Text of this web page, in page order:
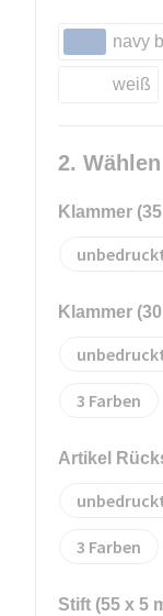
navy
weiß
2.
Klammer
Klammer
3
Artikel
3
Stift (55 x 5